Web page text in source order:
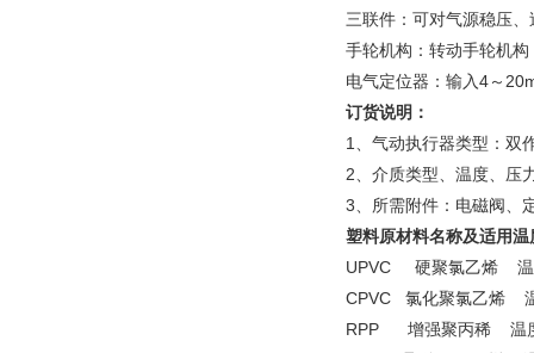
三联件：可对气源稳压
手轮机构：转动手轮机
电气定位器：输入4～
订货说明：
1、气动执行器类型：双
2、介质类型、温度、压
3、所需附件：电磁阀、
塑料原材料名称及适用温
UPVC 硬聚氯乙烯
CPVC 氯化聚氯乙烯
RPP 增强聚丙稀 温